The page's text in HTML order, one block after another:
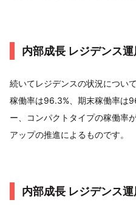
内部成長 レジデンス
続いてレジデンスの状況につい
稼働率は96.3%、期末稼働率は
ー、コンパクトタイプの稼働率
アップの推進によるものです。
内部成長 レジデンス